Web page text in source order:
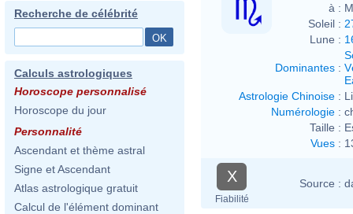
Recherche de célébrité
Calculs astrologiques
Horoscope personnalisé
Horoscope du jour
Personnalité
Ascendant et thème astral
Signe et Ascendant
Atlas astrologique gratuit
Calcul de l'élément dominant
à :
Soleil :
Lune :
Dominantes :
Astrologie Chinoise :
Numérologie :
Taille :
Vues :
X
Fiabilité
Source :